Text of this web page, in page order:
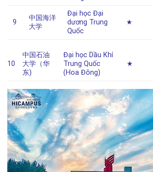
9
中国海洋
大学
Đại học Đại
dương Trung
Quốc
★
10
中国石油
大学（华
东)
Đại học Dầu Khí
Trung Quốc
(Hoa Đông)
★